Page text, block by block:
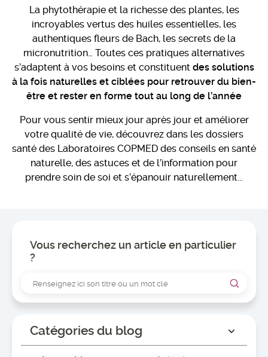
Vous recherchez un article en particulier
?
Catégories du blog
La phytothérapie et la richesse des plantes, les
incroyables vertus des huiles essentielles, les
authentiques fleurs de Bach, les secrets de la
micronutrition… Toutes ces pratiques alternatives
s’adaptent à vos besoins et constituent des solutions
à la fois naturelles et ciblées pour retrouver du bien-
être et rester en forme tout au long de l’année
Pour vous sentir mieux jour après jour et améliorer
votre qualité de vie, découvrez dans les dossiers
santé des Laboratoires COPMED des conseils en santé
naturelle, des astuces et de l’information pour
prendre soin de soi et s’épanouir naturellement...